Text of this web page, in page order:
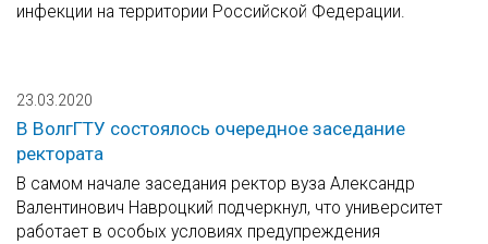
инфекции на территории Российской Федерации.
23.03.2020
В ВолгГТУ состоялось очередное заседание
ректората
В самом начале заседания ректор вуза Александр
Валентинович Навроцкий подчеркнул, что университет
работает в особых условиях предупреждения